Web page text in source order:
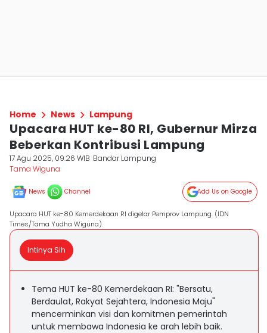
Home News Lampung
Upacara HUT ke-80 RI, Gubernur Mirza
Beberkan Kontribusi Lampung
17 Agu 2025, 09:26 WIB Bandar Lampung
Tama Wiguna
News Channel Add Us on Google
Upacara HUT ke-80 Kemerdekaan RI digelar Pemprov Lampung. (IDN
Times/Tama Yudha Wiguna).
Intinya Sih
Tema HUT ke-80 Kemerdekaan RI: "Bersatu,
Berdaulat, Rakyat Sejahtera, Indonesia Maju"
mencerminkan visi dan komitmen pemerintah
untuk membawa Indonesia ke arah lebih baik.